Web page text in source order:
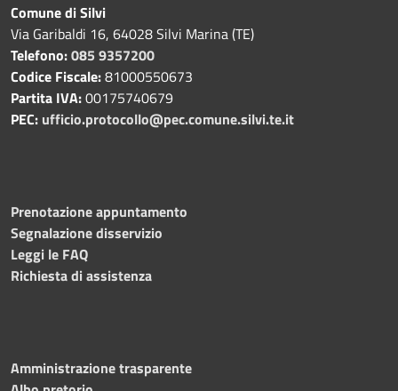
Comune di Silvi
Via Garibaldi 16, 64028 Silvi Marina (TE)
Telefono:085 9357200
Codice Fiscale:81000550673
Partita IVA:00175740679
PEC: ufficio.protocollo@pec.comune.silvi.te.it
Prenotazione appuntamento
Segnalazione disservizio
Leggi le FAQ
Richiesta di assistenza
Amministrazione trasparente